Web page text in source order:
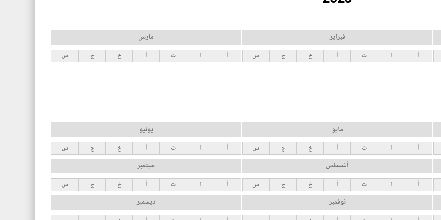
فبراير
أ ا ث أ خ ج س
مارس
أ ا ث أ خ ج س
مايو
أ ا ث أ خ ج س
يونيو
أ ا ث أ خ ج س
أغسطس
أ ا ث أ خ ج س
سبتمبر
أ ا ث أ خ ج س
نوفمبر ديسمبر